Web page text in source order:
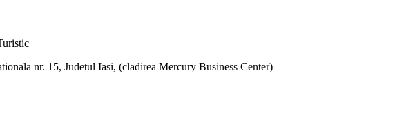
nr. 15, Judetul Iasi, (cladirea Mercury Business Center)